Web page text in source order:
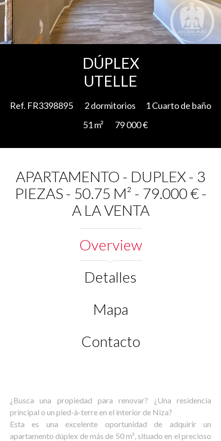
DÚPLEX
UTELLE
Ref. FR3398895 2 dormitorios
1 Cuarto de baño
51 m²
79 000 €
APARTAMENTO - DUPLEX - 3
PIEZAS - 50.75 M² - 79.000 € -
A LA VENTA
Overview
Detalles
Mapa
Contacto
¿Busca una propiedad para renovar? ¿Una residencia
principal o un pied-à-terre en el interior de Niza?
Esta es una excelente oportunidad de adquirir un
apartamento dúplex de más de 50 m², situado en el precioso